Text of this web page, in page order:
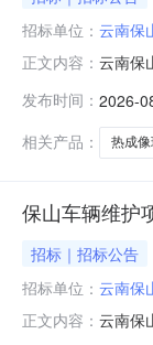
招标单位： 云南保
正文内容： 云南保
较低，
现场值
发布时间： 2026-
相关产品：
热成
保山车辆维护
招标｜招标公告
招标单位： 云南保
正文内容： 云南保